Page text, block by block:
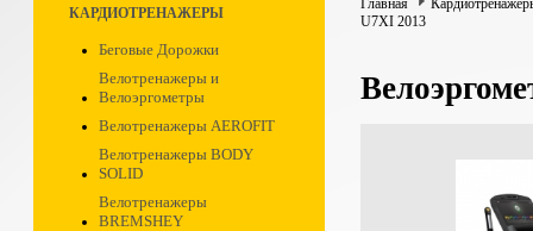
КАРДИОТРЕНАЖЕРЫ
Беговые Дорожки
Велотренажеры и
Велоэргометры
Велотренажеры AEROFIT
Велотренажеры BODY
SOLID
Велотренажеры
BREMSHEY
Главная
U7XI 2013